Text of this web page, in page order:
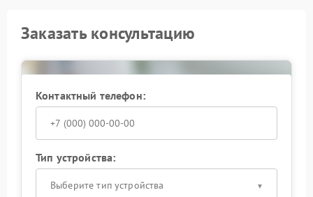
Заказать консультацию
Контактный телефон:
Тип устройства:
Выберите тип устройства